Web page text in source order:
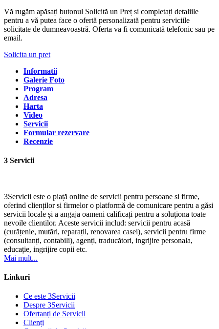
Vă rugăm apăsați butonul Solicită un Preț si completați detaliile
pentru a vă putea face o ofertă personalizată pentru serviciile
solicitate de dumneavoastră. Oferta va fi comunicată telefonic sau pe
email.
Solicita un pret
Informatii
Galerie Foto
Program
Adresa
Harta
Video
Servicii
Formular rezervare
Recenzie
3 Servicii
3Servicii este o piață online de servicii pentru persoane si firme,
oferind clienților si firmelor o platformă de comunicare pentru a găsi
servicii locale și a angaja oameni calificați pentru a soluționa toate
nevoile clientilor. Aceste servicii includ: servicii pentru acasă
(curățenie, mutări, reparații, renovarea casei), servicii pentru firme
(consultanți, contabili), agenți, traducători, ingrijire personala,
educație, ingrijire copii etc.
Mai mult...
Linkuri
Ce este 3Servicii
Despre 3Servicii
Ofertanți de Servicii
Clienți